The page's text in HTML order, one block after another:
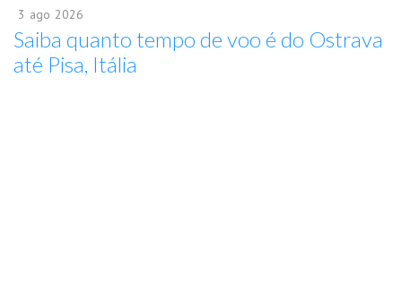
3 ago 2026
Saiba quanto tempo de voo é do Ostrava
até Pisa, Itália